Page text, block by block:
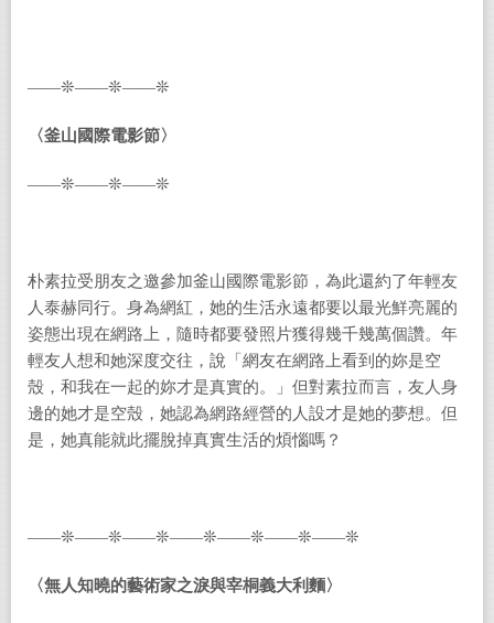
——❊——❊——❊
〈釜山國際電影節〉
——❊——❊——❊
朴素拉受朋友之邀參加釜山國際電影節，為此還約了年輕友
人泰赫同行。身為網紅，她的生活永遠都要以最光鮮亮麗的
姿態出現在網路上，隨時都要發照片獲得幾千幾萬個讚。年
輕友人想和她深度交往，說「網友在網路上看到的妳是空
殼，和我在一起的妳才是真實的。」但對素拉而言，友人身
邊的她才是空殼，她認為網路經營的人設才是她的夢想。但
是，她真能就此擺脫掉真實生活的煩惱嗎？
——❊——❊——❊——❊——❊——❊——❊
〈無人知曉的藝術家之淚與宰桐義大利麵〉